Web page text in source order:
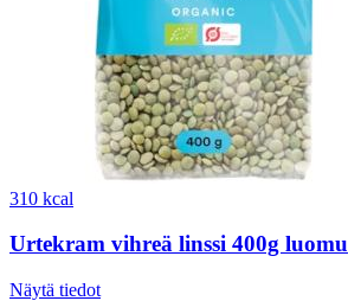
310 kcal
Urtekram vihreä linssi 400g luomu
Näytä tiedot